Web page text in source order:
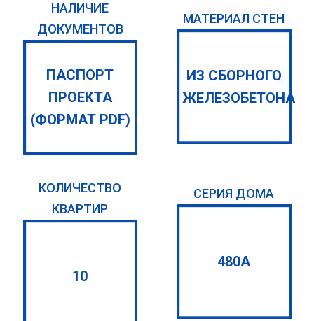
НАЛИЧИЕ
ДОКУМЕНТОВ
ПАСПОРТ
ПРОЕКТА
(ФОРМАТ PDF)
МАТЕРИАЛ СТЕН
ИЗ СБОРНОГО
ЖЕЛЕЗОБЕТОНА
КОЛИЧЕСТВО
КВАРТИР
10
СЕРИЯ ДОМА
480А